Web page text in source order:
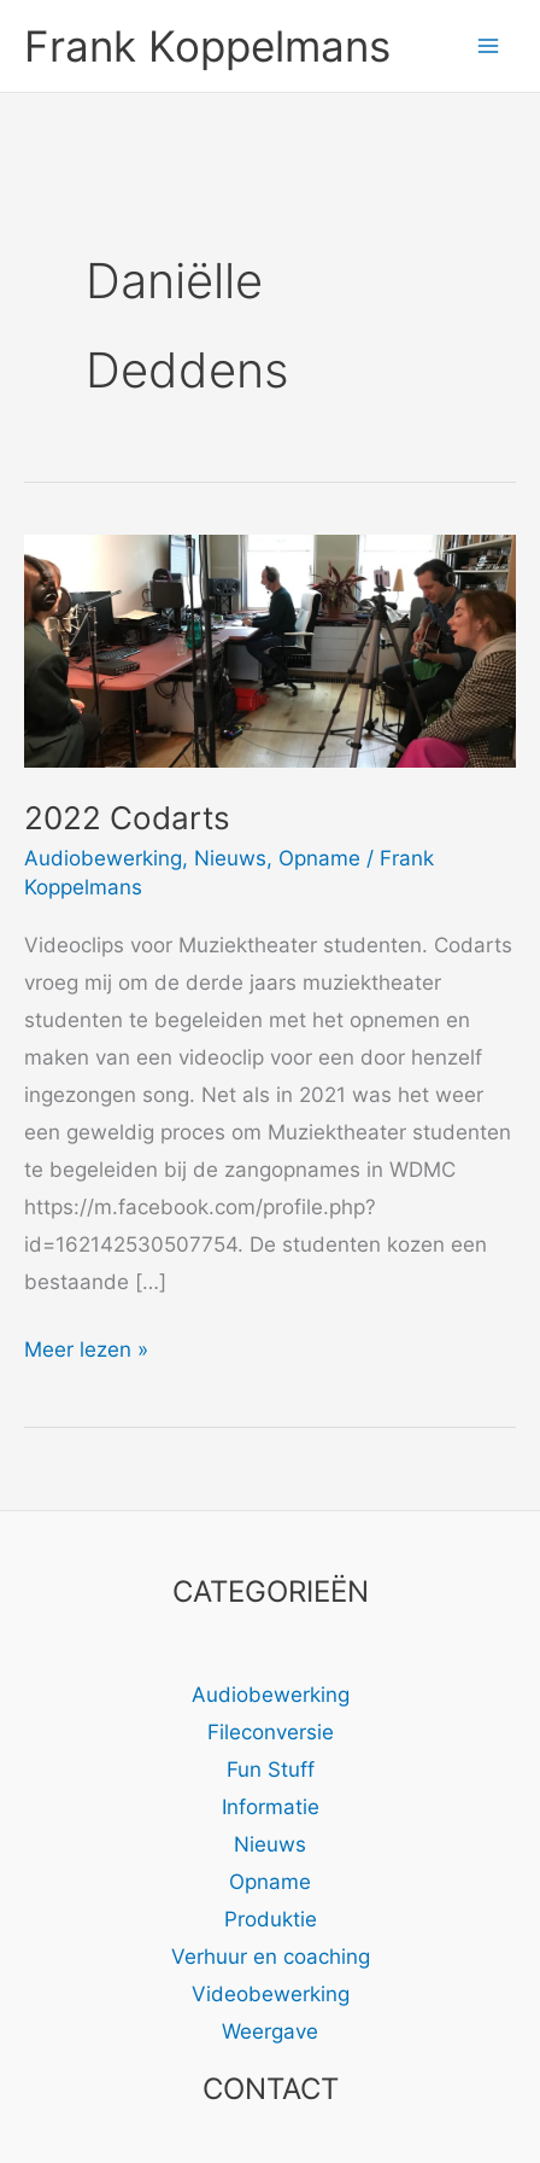
naar
de
Frank Koppelmans
Daniëlle
Deddens
2022 Codarts
Audiobewerking, Nieuws, Opname / Frank
Koppelmans
Videoclips voor Muziektheater studenten. Codarts
vroeg mij om de derde jaars muziektheater
studenten te begeleiden met het opnemen en
maken van een videoclip voor een door henzelf
ingezongen song. Net als in 2021 was het weer
een geweldig proces om Muziektheater studenten
te begeleiden bij de zangopnames in WDMC
https://m.facebook.com/profile.php?
id=162142530507754. De studenten kozen een
bestaande […]
2022
Meer lezen »
CATEGORIEËN
Audiobewerking
Fileconversie
Fun Stuff
Informatie
Nieuws
Opname
Produktie
Verhuur en coaching
Videobewerking
Weergave
CONTACT